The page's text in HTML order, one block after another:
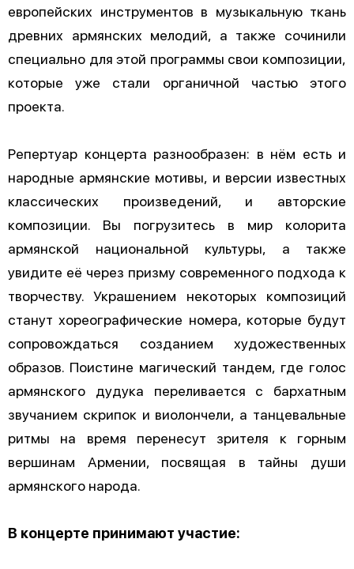
европейских инструментов в музыкальную ткань
древних армянских мелодий, а также сочинили
специально для этой программы свои композиции,
которые уже стали органичной частью этого
проекта.
Репертуар концерта разнообразен: в нём есть и
народные армянские мотивы, и версии известных
классических произведений, и авторские
композиции. Вы погрузитесь в мир колорита
армянской национальной культуры, а также
увидите её через призму современного подхода к
творчеству. Украшением некоторых композиций
станут хореографические номера, которые будут
сопровождаться созданием художественных
образов. Поистине магический тандем, где голос
армянского дудука переливается с бархатным
звучанием скрипок и виолончели, а танцевальные
ритмы на время перенесут зрителя к горным
вершинам Армении, посвящая в тайны души
армянского народа.
В концерте принимают участие: